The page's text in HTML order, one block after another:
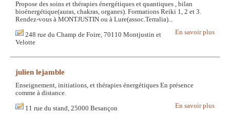
Propose des soins et thérapies énergétiques et quantiques , bilan
bioénergétique(auras, chakras, organes). Formations Reiki 1, 2 et 3.
Rendez-vous à MONTJUSTIN ou à Lure(assoc.Terralia)...
En savoir plus
248 rue du Champ de Foire, 70110 Montjustin et
Velotte
julien lejamble
Enseignement, initiations, et thérapies énergétiques En présence
comme à distance.
En savoir plus
11 rue du stand, 25000 Besançon